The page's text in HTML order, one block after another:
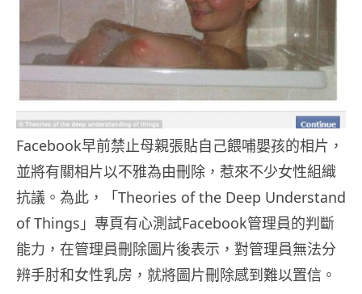
Facebook早前禁止母親張貼自己餵哺嬰孩的相片，
並將有關相片以不雅為由刪除，惹來不少女性組織
抗議。為此，「Theories of the Deep Understand
of Things」專頁有心測試Facebook管理員的判斷
能力，在管理員刪除圖片後表示，對管理員無法分
辨手肘和女性乳房，就將圖片刪除感到難以置信。